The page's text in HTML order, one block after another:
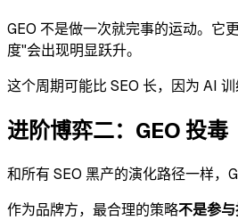
GEO 不是做一次就完事的运动。
度"会出现明显跃升。
这个周期可能比 SEO 长，因为 AI
进阶博弈二：GEO 投毒
和所有 SEO 黑产的演化路径一样
作为品牌方，最合理的策略不是参